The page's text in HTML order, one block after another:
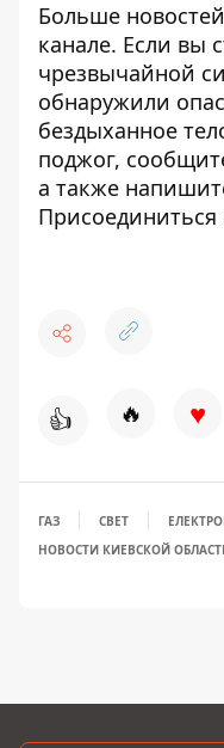
Больше
канале. Если вы
чрезвычайной
обнаружили
бездыханное
поджог,
а также
👍 🔥 ♥
ГАЗ СВЕТ
НОВОСТИ КИЕВСКОЙ